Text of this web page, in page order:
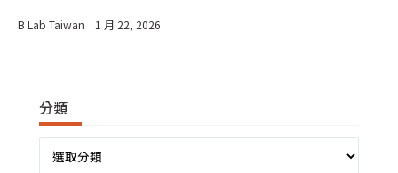
B Lab Taiwan 1 月 22, 2026
分類